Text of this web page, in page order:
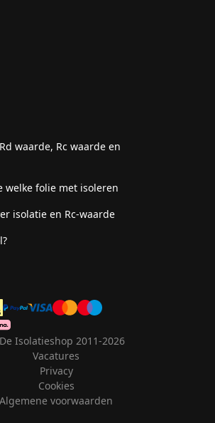
waarde, Rc waarde en
welke folie met isoleren
isolatie en Rc-waarde
Isolatieshop 2011-2026
Vacatures
Privacy
Cookies
Algemene voorwaarden